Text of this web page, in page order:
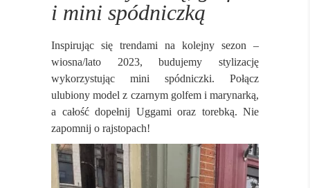
i mini spódniczką
Inspirując się trendami na kolejny sezon –
wiosna/lato 2023, budujemy stylizację
wykorzystując mini spódniczki. Połącz
ulubiony model z czarnym golfem i marynarką,
a całość dopełnij Uggami oraz torebką. Nie
zapomnij o rajstopach!